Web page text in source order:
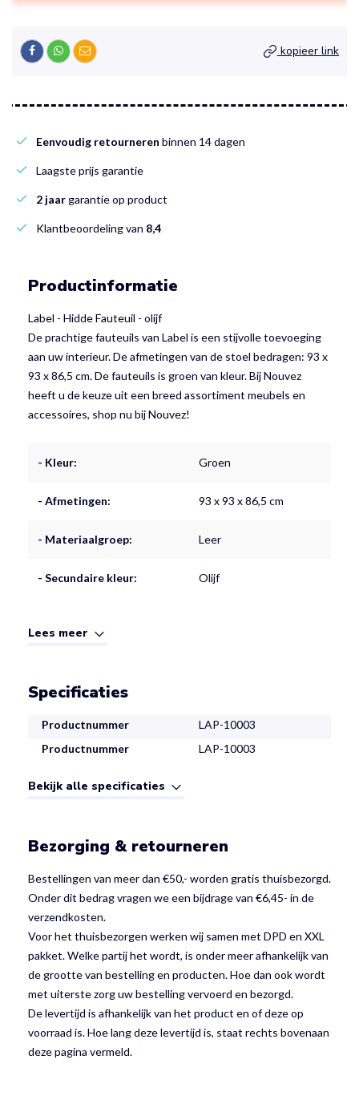
kopieer link
Eenvoudig retourneren binnen 14 dagen
Laagste prijs garantie
2 jaargarantie op product
Klantbeoordeling van 8,4
Productinformatie
Label - Hidde Fauteuil - olijf
De prachtige fauteuils van Label is een stijvolle toevoeging
aan uw interieur. De afmetingen van de stoel bedragen: 93 x
93 x 86,5 cm. De fauteuils is groen van kleur. Bij Nouvez
heeft u de keuze uit een breed assortiment meubels en
accessoires, shop nu bij Nouvez!
- Kleur: Groen
- Afmetingen: 93 x 93 x 86,5 cm
- Materiaalgroep: Leer
- Secundaire kleur: Olijf
Lees meer
Specificaties
Productnummer
LAP-10003
Productnummer
LAP-10003
Bekijk alle specificaties
Bezorging & retourneren
Bestellingen van meer dan €50,- worden gratis thuisbezorgd.
Onder dit bedrag vragen we een bijdrage van €6,45- in de
verzendkosten.
Voor het thuisbezorgen werken wij samen met DPD en XXL
pakket. Welke partij het wordt, is onder meer afhankelijk van
de grootte van bestelling en producten. Hoe dan ook wordt
met uiterste zorg uw bestelling vervoerd en bezorgd.
De levertijd is afhankelijk van het product en of deze op
voorraad is. Hoe lang deze levertijd is, staat rechts bovenaan
deze pagina vermeld.